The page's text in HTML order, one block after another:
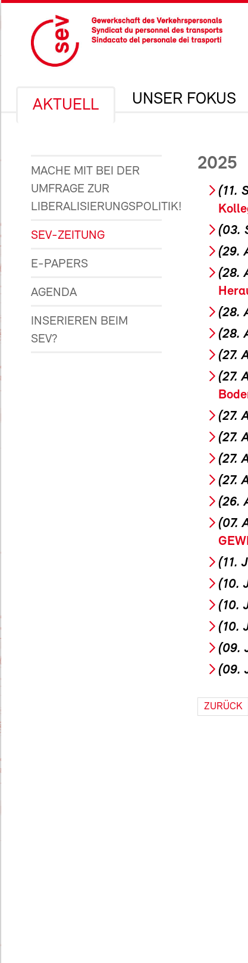
AKTUELL UNSER FOKUS
MACHE MIT BEI DER
UMFRAGE ZUR
LIBERALISIERUNGSPOLITIK!
SEV-ZEITUNG
E-PAPERS
AGENDA
INSERIEREN BEIM
SEV?
2025
(11.
(03.
(29.
(28.
(28.
(28.
(27.
(27.
(27.
(27.
(27.
(27.
(26.
(07.
(11.
(10.
(10.
(10.
(09.
(09.
ZURÜCK